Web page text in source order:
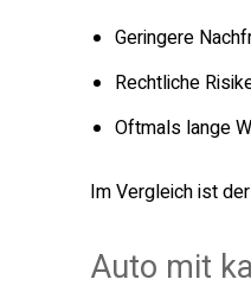
Geringere
Rechtliche
Oftmals lange
Im Vergleich ist
Auto mit